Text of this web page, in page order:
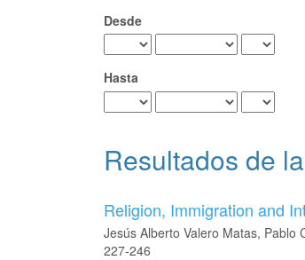
Desde
Hasta
Resultados de
Religion, Immigration and
Jesús Alberto Valero Matas, Pablo
227-246